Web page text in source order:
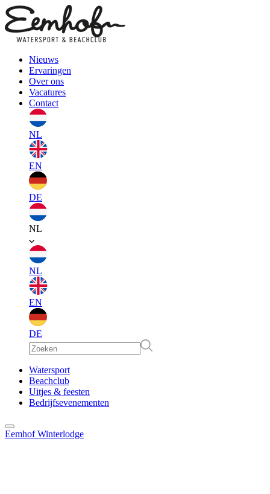
Nieuws
Ervaringen
Over ons
Vacatures
Contact
NL
EN
DE
NL
NL
EN
DE
EN
DE
Watersport
Beachclub
Uitjes & feesten
Bedrijfsevenementen
Eemhof Winterlodge